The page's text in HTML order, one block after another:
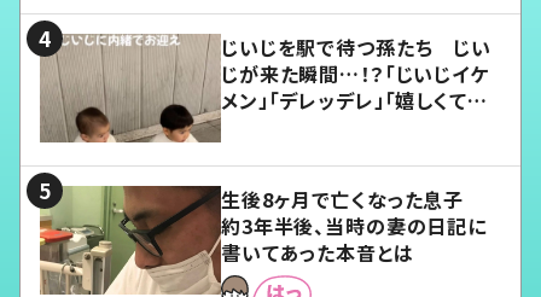
じいじを駅で待つ孫たち じい
じが来た瞬間…！？「じいじイケ
メン」「デレッデレ」「嬉しくて可
生後8ヶ月で亡くなった息子
約3年半後、当時の妻の日記に
書いてあった本音とは